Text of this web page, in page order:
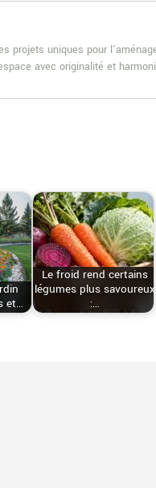
projets uniques pour
avec originalité et
et…
Le froid rend certains
légumes plus savoureux
:…